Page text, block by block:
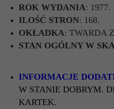
ROK WYDANIA: 1977.
ILOŚĆ STRON: 168.
OKŁADKA: TWARDA
STAN OGÓLNY W
INFORMACJE
W STANIE DOBRYM.
KARTEK.